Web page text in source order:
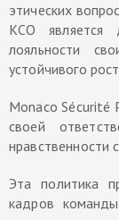
этических
КСО является
лояльности
устойчивого
Monaco Sécurité
своей
нравственности
Эта политика
кадров